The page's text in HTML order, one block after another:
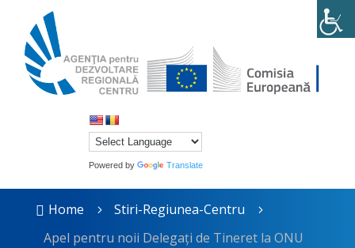
Powered by Translate
 Home 5 Stiri-Regiunea-Centru 5
Apel pentru noii Delegați de Tineret la ONU